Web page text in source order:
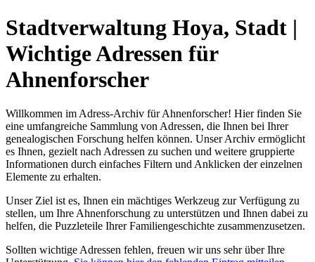
Stadtverwaltung Hoya, Stadt |
Wichtige Adressen für
Ahnenforscher
Willkommen im Adress-Archiv für Ahnenforscher! Hier finden Sie
eine umfangreiche Sammlung von Adressen, die Ihnen bei Ihrer
genealogischen Forschung helfen können. Unser Archiv ermöglicht
es Ihnen, gezielt nach Adressen zu suchen und weitere gruppierte
Informationen durch einfaches Filtern und Anklicken der einzelnen
Elemente zu erhalten.
Unser Ziel ist es, Ihnen ein mächtiges Werkzeug zur Verfügung zu
stellen, um Ihre Ahnenforschung zu unterstützen und Ihnen dabei zu
helfen, die Puzzleteile Ihrer Familiengeschichte zusammenzusetzen.
Sollten wichtige Adressen fehlen, freuen wir uns sehr über Ihre